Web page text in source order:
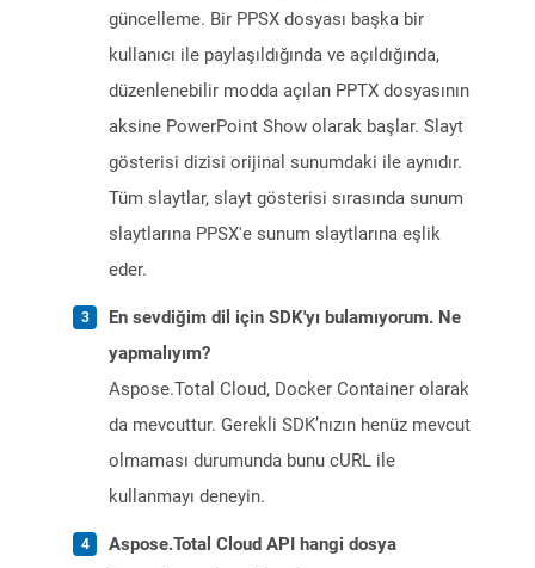
güncelleme. Bir PPSX dosyası başka bir
kullanıcı ile paylaşıldığında ve açıldığında,
düzenlenebilir modda açılan PPTX dosyasının
aksine PowerPoint Show olarak başlar. Slayt
gösterisi dizisi orijinal sunumdaki ile aynıdır.
Tüm slaytlar, slayt gösterisi sırasında sunum
slaytlarına PPSX'e sunum slaytlarına eşlik
eder.
En sevdiğim dil için SDK'yı bulamıyorum. Ne
yapmalıyım?
Aspose.Total Cloud, Docker Container olarak
da mevcuttur. Gerekli SDK’nızın henüz mevcut
olmaması durumunda bunu cURL ile
kullanmayı deneyin.
Aspose.Total Cloud API hangi dosya